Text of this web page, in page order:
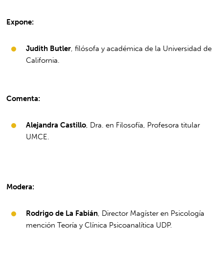
Expone:
Judith Butler , filósofa y académica de la Universidad de
California.
Comenta:
Alejandra Castillo , Dra. en Filosofía, Profesora titular
UMCE.
Modera:
Rodrigo de La Fabián , Director Magíster en Psicología
mención Teoría y Clínica Psicoanalítica UDP.